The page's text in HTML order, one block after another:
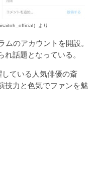
）より
のアカウントを開設。
話題となっている。
ている人気俳優の斎
技力と色気でファンを魅